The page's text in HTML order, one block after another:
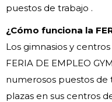
puestos de trabajo .
¿Cómo funciona la
Los gimnasios y
FERIA DE EMPLEO
numerosos puestos
plazas en sus centros